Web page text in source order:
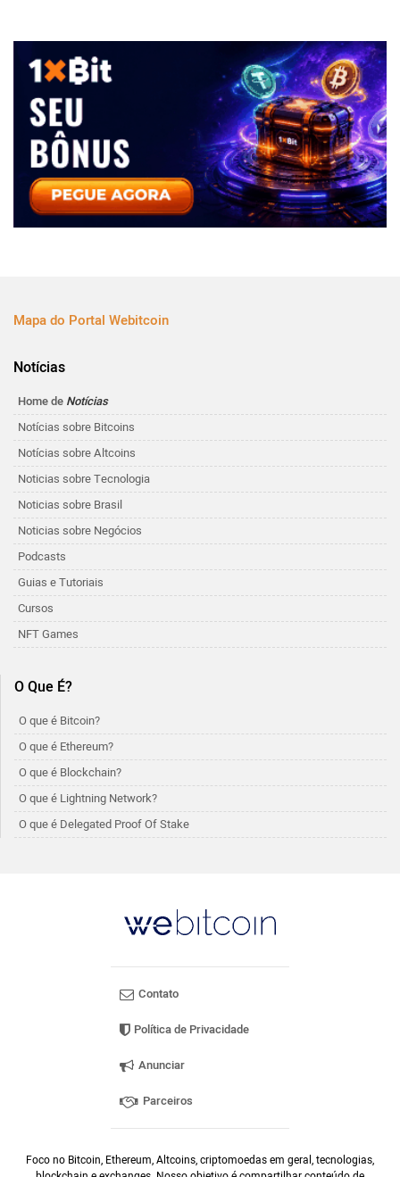
Mapa do Portal Webitcoin
Notícias
Home de Notícias
Notícias sobre Bitcoins
Notícias sobre Altcoins
Noticias sobre Tecnologia
Noticias sobre Brasil
Noticias sobre Negócios
Podcasts
Guias e Tutoriais
Cursos
NFT Games
O Que É?
O que é Bitcoin?
O que é Ethereum?
O que é Blockchain?
O que é Lightning Network?
O que é Delegated Proof Of Stake
Contato
Política de Privacidade
Anunciar
Parceiros
Foco no Bitcoin, Ethereum, Altcoins, criptomoedas em geral, tecnologias,